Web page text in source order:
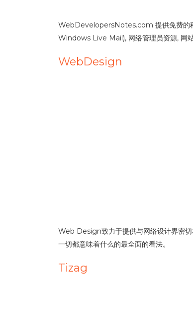
WebDevelopersNotes.com 提供免费的
Windows Live Mail), 网络管理员资源, 网
WebDesign
Web Design致力于提供与网络设计界密切
一切都意味着什么的最全面的看法。
Tizag